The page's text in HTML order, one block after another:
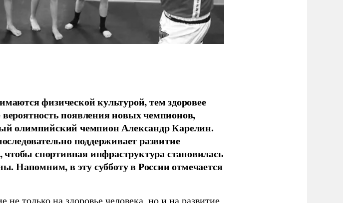
физической культурой, тем здоровее
появления новых чемпионов,
олимпийский чемпион Александр Карелин.
поддерживает развитие
чтобы спортивная инфраструктура становилась
Напомним, в эту субботу в России отмечается
не только на здоровье человека, но и на развитие